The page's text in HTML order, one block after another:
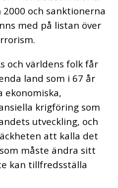
och sanktionerna
med på listan över
och världens folk får
land som i 67 år
ekonomiska,
krigföring som
utveckling, och
att kalla det
måste ändra sitt
kan tillfredsställa